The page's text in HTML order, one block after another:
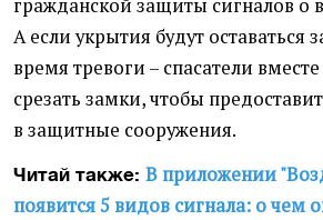
гражданской защиты сигналов о
А если укрытия будут оставаться
время тревоги – спасатели
срезать замки, чтобы
в защитные сооружения.
Читай также: В приложении
появится 5 видов сигнала: о чем